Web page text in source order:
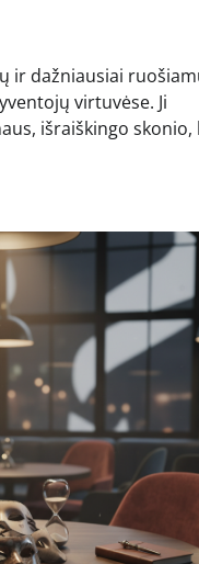
ir dažniausiai
virtuvėse. Ji
išraiškingo